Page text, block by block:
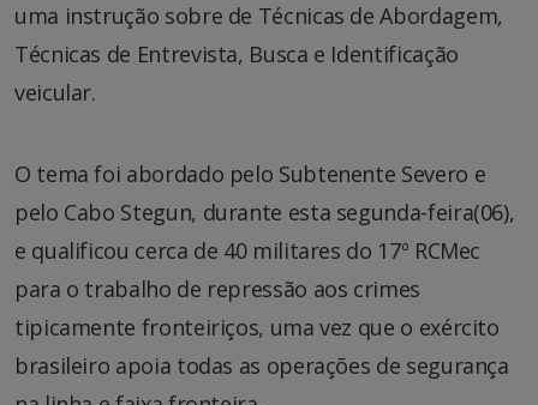
uma instrução sobre de Técnicas de Abordagem,
Técnicas de Entrevista, Busca e Identificação
veicular.
O tema foi abordado pelo Subtenente Severo e
pelo Cabo Stegun, durante esta segunda-feira(06),
e qualificou cerca de 40 militares do 17º RCMec
para o trabalho de repressão aos crimes
tipicamente fronteiriços, uma vez que o exército
brasileiro apoia todas as operações de segurança